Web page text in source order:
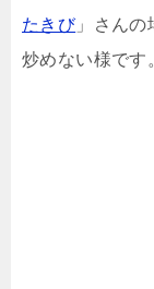
たきび」さんの
炒めない様です